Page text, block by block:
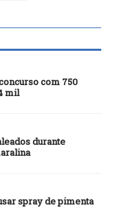
com 750
mil
durante
spray de pimenta